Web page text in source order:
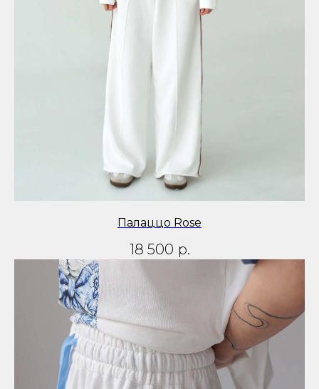
Палаццо Rose
18 500 р.